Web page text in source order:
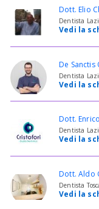
Dott. Elio
Dentista
Vedi la
De
Dentista
Vedi la
Dott.
Dentista
Vedi la
Dott. Aldo
Dentista
Vedi la